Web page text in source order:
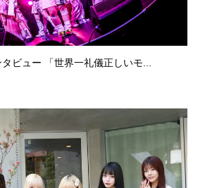
ビュー 「世界一礼儀正しいモ...